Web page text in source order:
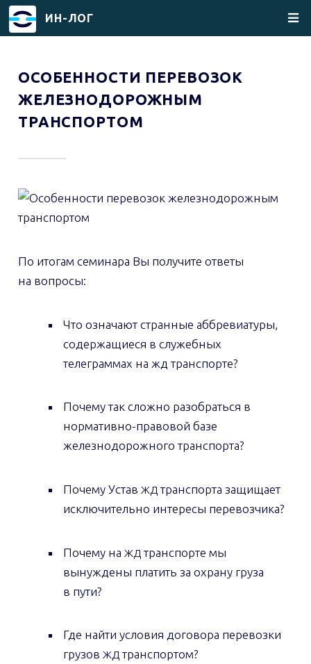
основному
содержанию
ИН-ЛОГ
ОСОБЕННОСТИ ПЕРЕВОЗОК
ЖЕЛЕЗНОДОРОЖНЫМ
ТРАНСПОРТОМ
По итогам семинара Вы получите ответы
на вопросы:
Что означают странные аббревиатуры,
содержащиеся в служебных
телеграммах на жд транспорте?
Почему так сложно разобраться в
нормативно-правовой базе
железнодорожного транспорта?
Почему Устав ЖД транспорта защищает
исключительно интересы перевозчика?
Почему на ЖД транспорте мы
вынуждены платить за охрану груза
в пути?
Где найти условия договора перевозки
грузов ЖД транспортом?